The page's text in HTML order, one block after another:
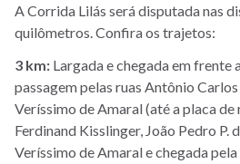
A Corrida Lilás será disputada nas
quilômetros. Confira os trajetos:
3 km: Largada e chegada em frente
passagem pelas ruas Antônio
Veríssimo de Amaral (até a placa de
Ferdinand Kisslinger, João Pedro P.
Veríssimo de Amaral e chegada pela